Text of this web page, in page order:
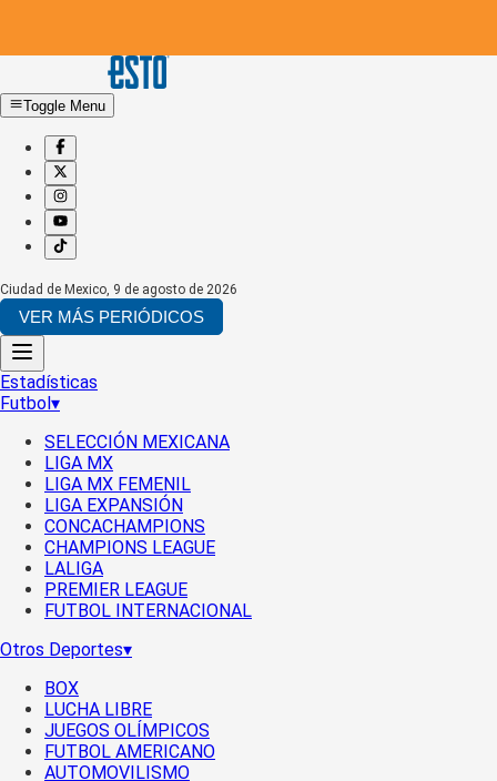
Toggle Menu
Ciudad de Mexico, 9 de agosto de 2026
VER MÁS PERIÓDICOS
Estadísticas
Futbol▾
SELECCIÓN MEXICANA
LIGA MX
LIGA MX FEMENIL
LIGA EXPANSIÓN
CONCACHAMPIONS
CHAMPIONS LEAGUE
LALIGA
PREMIER LEAGUE
FUTBOL INTERNACIONAL
Otros Deportes▾
BOX
LUCHA LIBRE
JUEGOS OLÍMPICOS
FUTBOL AMERICANO
AUTOMOVILISMO